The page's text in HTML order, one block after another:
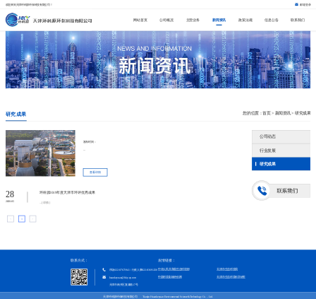
欢迎来到天津环科源环保科技有限公司！ 邮箱登录
网站首页 公司概况 主营业务 新闻资讯 政策法规 信息公告 联系我们
研究成果 您的位置：首页> 新闻资讯 >研究成果
发布时间：
查看详情
28
2020-05
环科源2019年度天津市环评优秀成果
...[详情]
1
公司动态
行业发展
研究成果
联系方式：
市场022-87671941 / 行政人事022-83691250
huankeyuan@hky-ep.com
天津市南开区复康路17号
友情链接：
中华人民共和国生态环境部 天津市生态环境局
中国环境影响评价网 天津市生态环境科学研究院
天津环科源环保科技有限公司 Tianjin Huankeyuan Environmental Science&Technology Co.，Ltd.